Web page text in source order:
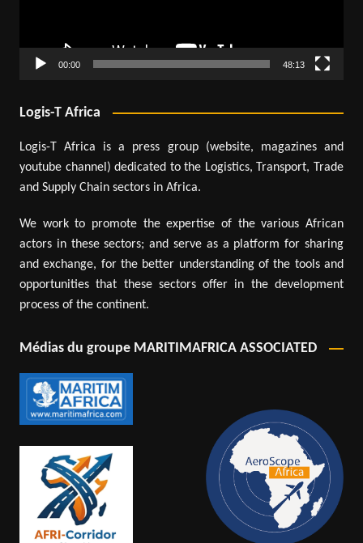
00:00 48:13
Logis-T Africa
Logis-T Africa is a press group (website, magazines and
youtube channel) dedicated to the Logistics, Transport, Trade
and Supply Chain sectors in Africa.
We work to promote the expertise of the various African
actors in these sectors; and serve as a platform for sharing
and exchange, for the better understanding of the tools and
opportunities that these sectors offer in the development
process of the continent.
Médias du groupe MARITIMAFRICA ASSOCIATED